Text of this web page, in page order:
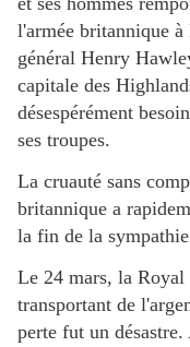
l'armée britannique
général Henry
capitale des
désespérément
ses troupes.
La cruauté sans
britannique a
la fin de la
Le 24 mars, la
transportant de
perte fut un